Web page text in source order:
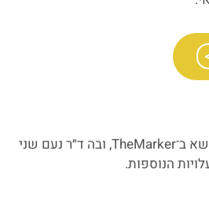
לאחרונה פורסמה כתבה נרחבת על הנושא ב־TheMarker, ובה ד״ר נעם שני
הנוספות.